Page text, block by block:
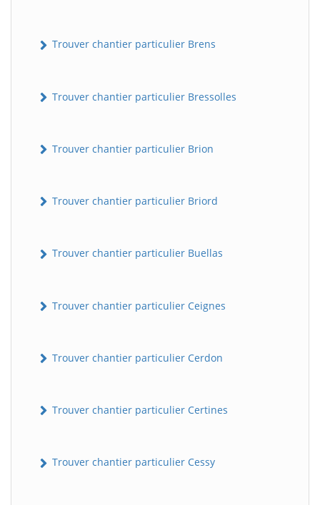
Trouver chantier particulier Brens
Trouver chantier particulier Bressolles
Trouver chantier particulier Brion
Trouver chantier particulier Briord
Trouver chantier particulier Buellas
Trouver chantier particulier Ceignes
Trouver chantier particulier Cerdon
Trouver chantier particulier Certines
Trouver chantier particulier Cessy